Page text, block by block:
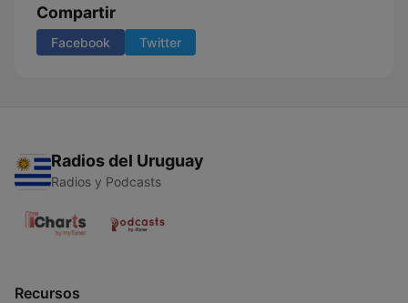
Compartir
Facebook Twitter
Radios del Uruguay
Radios y Podcasts
Recursos